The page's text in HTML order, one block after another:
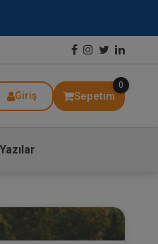
Giriş Sepetim
0
Yazılar